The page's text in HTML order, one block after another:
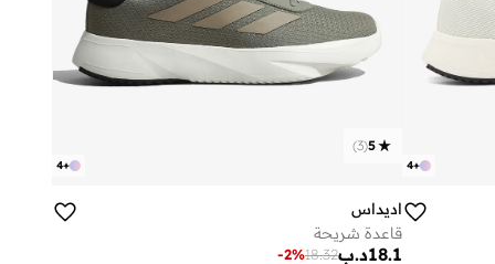
+
4
+
4
5
(
3
)
اديداس
قاعدة شريحة
د.ب18.1
18.32
-2%